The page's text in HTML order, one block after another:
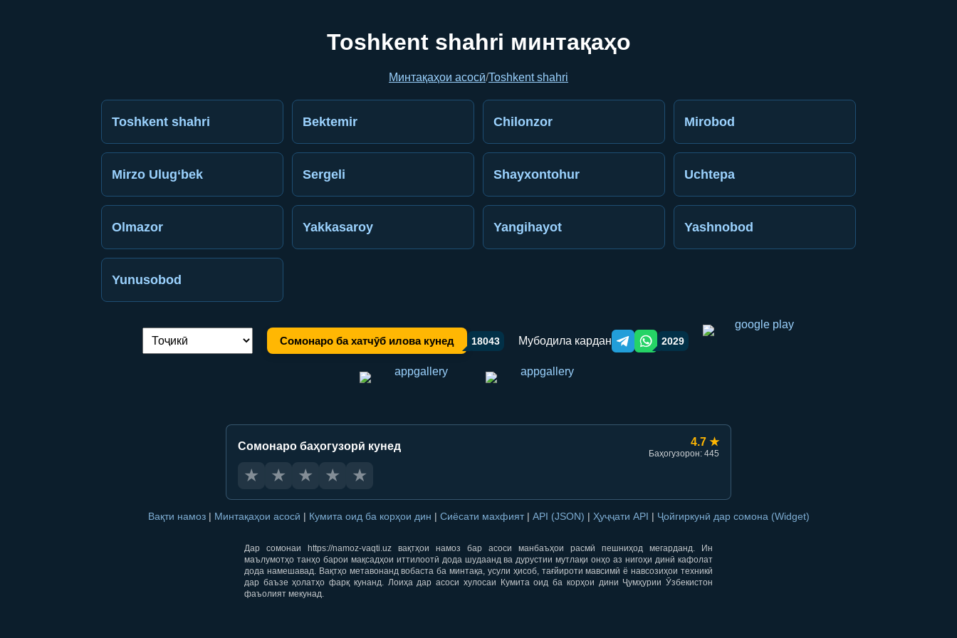
Toshkent shahri минтақаҳо
Минтақаҳои асосӣ/Toshkent shahri
Toshkent shahri Bektemir Chilonzor Mirobod
Mirzo Ulug‘bek Sergeli Shayxontohur Uchtepa
Olmazor Yakkasaroy Yangihayot Yashnobod
Yunusobod
Иваз кардани забон: Сомонаро ба хатчӯб илова кунед 18043 Мубодила кардан Telegram orqali ulashish
WhatsApp orqali ulashish
2029
Сомонаро баҳогузорӣ кунед 4.7 ★
Баҳогузорон: 445
★ ★ ★ ★ ★
Вақти намоз | Минтақаҳои асосӣ | Кумита оид ба корҳои дин | Сиёсати махфият | API (JSON) | Ҳуҷҷати API | Ҷойгиркунӣ дар сомона (Widget)
Дар сомонаи https://namoz-vaqti.uz вақтҳои намоз бар асоси манбаъҳои расмӣ пешниҳод мегарданд. Ин
маълумотҳо танҳо барои мақсадҳои иттилоотӣ дода шудаанд ва дурустии мутлақи онҳо аз нигоҳи динӣ кафолат
дода намешавад. Вақтҳо метавонанд вобаста ба минтақа, усули ҳисоб, тағйироти мавсимӣ ё навсозиҳои техникӣ
дар баъзе ҳолатҳо фарқ кунанд. Лоиҳа дар асоси хулосаи Кумита оид ба корҳои дини Ҷумҳурии Ӯзбекистон
фаъолият мекунад.